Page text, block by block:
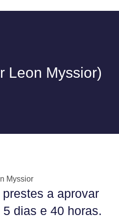
Leon Myssior)
Myssior
a aprovar
dias e 40 horas.